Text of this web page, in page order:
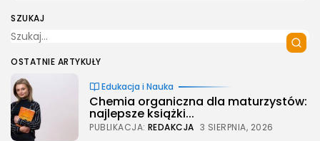
SZUKAJ
OSTATNIE ARTYKUŁY
Edukacja i Nauka
Chemia organiczna dla maturzystów:
najlepsze książki...
PUBLIKACJA: REDAKCJA 3 SIERPNIA, 2026